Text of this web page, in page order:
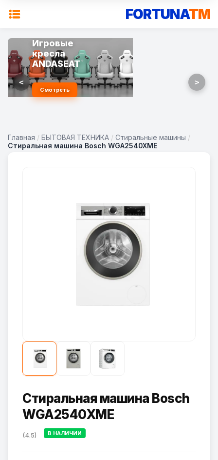
FORTUNATM
Игровые
кресла
ANDASEAT
Смотреть
< >
Главная / БЫТОВАЯ ТЕХНИКА / Стиральные машины /
Стиральная машина Bosch WGA2540XME
Стиральная машина Bosch
WGA2540XME
(4.5) В НАЛИЧИИ